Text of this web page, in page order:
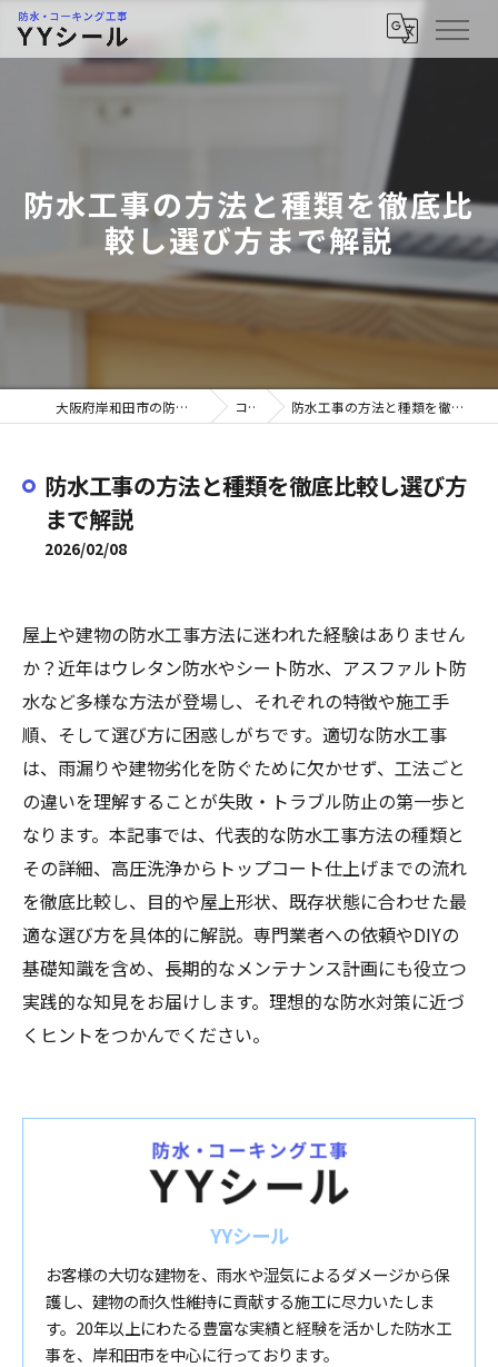
防水工事の方法と種類を徹底比
較し選び方まで解説
大阪府岸和田市の防水工事ならYYシール コラム 防水工事の方法と種類を徹底比較し選び方まで解説
防水工事の方法と種類を徹底比較し選び方
まで解説
2026/02/08
屋上や建物の防水工事方法に迷われた経験はありません
か？近年はウレタン防水やシート防水、アスファルト防
水など多様な方法が登場し、それぞれの特徴や施工手
順、そして選び方に困惑しがちです。適切な防水工事
は、雨漏りや建物劣化を防ぐために欠かせず、工法ごと
の違いを理解することが失敗・トラブル防止の第一歩と
なります。本記事では、代表的な防水工事方法の種類と
その詳細、高圧洗浄からトップコート仕上げまでの流れ
を徹底比較し、目的や屋上形状、既存状態に合わせた最
適な選び方を具体的に解説。専門業者への依頼やDIYの
基礎知識を含め、長期的なメンテナンス計画にも役立つ
実践的な知見をお届けします。理想的な防水対策に近づ
くヒントをつかんでください。
YYシール
お客様の大切な建物を、雨水や湿気によるダメージから保
護し、建物の耐久性維持に貢献する施工に尽力いたしま
す。20年以上にわたる豊富な実績と経験を活かした防水工
事を、岸和田市を中心に行っております。